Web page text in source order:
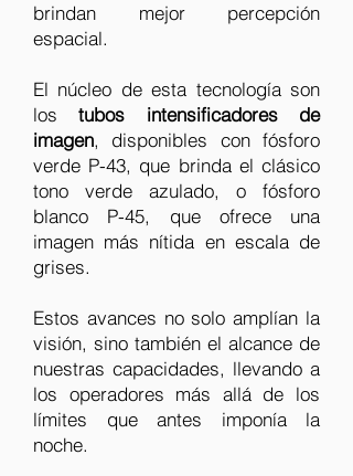
brindan mejor percepción
espacial.
El núcleo de esta tecnología son
lostubos intensificadores de
imagen, disponibles con fósforo
verde P-43, que brinda el clásico
tono verde azulado, o fósforo
blanco P-45, que ofrece una
imagen más nítida en escala de
grises.
Estos avances no solo amplían la
visión, sino también el alcance de
nuestras capacidades, llevando a
los operadores más allá de los
límites que antes imponía la
noche.